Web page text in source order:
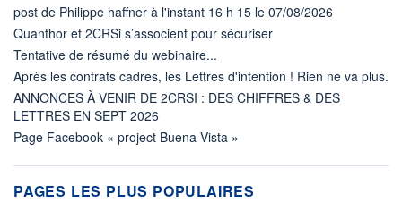
post de Philippe haffner à l'instant 16 h 15 le 07/08/2026
Quanthor et 2CRSi s’associent pour sécuriser
Tentative de résumé du webinaire...
Après les contrats cadres, les Lettres d'intention ! Rien ne va plus.
ANNONCES À VENIR DE 2CRSI : DES CHIFFRES & DES
LETTRES EN SEPT 2026
Page Facebook « project Buena Vista »
PAGES LES PLUS POPULAIRES